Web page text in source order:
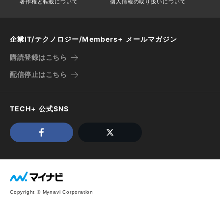
著作権と転載について
個人情報の取り扱いについて
企業IT/テクノロジー/Members+ メールマガジン
購読登録はこちら
配信停止はこちら
TECH+ 公式SNS
Copyright © Mynavi Corporation